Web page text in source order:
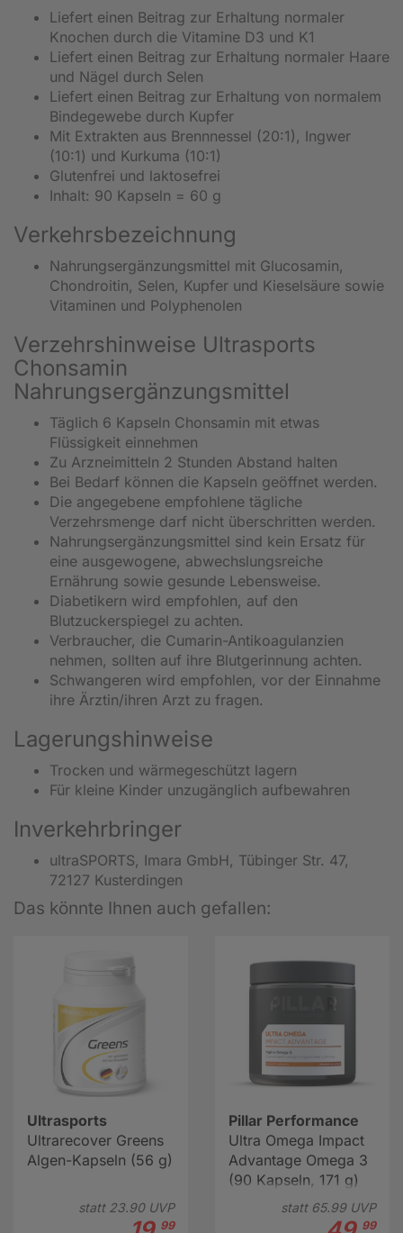
Liefert einen Beitrag zur Erhaltung normaler
Knochen durch die Vitamine D3 und K1
Liefert einen Beitrag zur Erhaltung normaler Haare
und Nägel durch Selen
Liefert einen Beitrag zur Erhaltung von normalem
Bindegewebe durch Kupfer
Mit Extrakten aus Brennnessel (20:1), Ingwer
(10:1) und Kurkuma (10:1)
Glutenfrei und laktosefrei
Inhalt: 90 Kapseln = 60 g
Verkehrsbezeichnung
Nahrungsergänzungsmittel mit Glucosamin,
Chondroitin, Selen, Kupfer und Kieselsäure sowie
Vitaminen und Polyphenolen
Verzehrshinweise Ultrasports
Chonsamin
Nahrungsergänzungsmittel
Täglich 6 Kapseln Chonsamin mit etwas
Flüssigkeit einnehmen
Zu Arzneimitteln 2 Stunden Abstand halten
Bei Bedarf können die Kapseln geöffnet werden.
Die angegebene empfohlene tägliche
Verzehrsmenge darf nicht überschritten werden.
Nahrungsergänzungsmittel sind kein Ersatz für
eine ausgewogene, abwechslungsreiche
Ernährung sowie gesunde Lebensweise.
Diabetikern wird empfohlen, auf den
Blutzuckerspiegel zu achten.
Verbraucher, die Cumarin-Antikoagulanzien
nehmen, sollten auf ihre Blutgerinnung achten.
Schwangeren wird empfohlen, vor der Einnahme
ihre Ärztin/ihren Arzt zu fragen.
Lagerungshinweise
Trocken und wärmegeschützt lagern
Für kleine Kinder unzugänglich aufbewahren
Inverkehrbringer
ultraSPORTS, Imara GmbH, Tübinger Str. 47,
72127 Kusterdingen
Das könnte Ihnen auch gefallen:
Ultrasports
Ultrarecover Greens
Algen-Kapseln (56 g)
statt 23.90UVP
99
Pillar Performance
Ultra Omega Impact
Advantage Omega 3
(90 Kapseln, 171 g)
statt 65.99UVP
99